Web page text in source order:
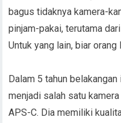
bagus tidaknya kamera-
pinjam-pakai, terutama
Untuk yang lain, biar
Dalam 5 tahun
menjadi salah satu
APS-C. Dia memiliki